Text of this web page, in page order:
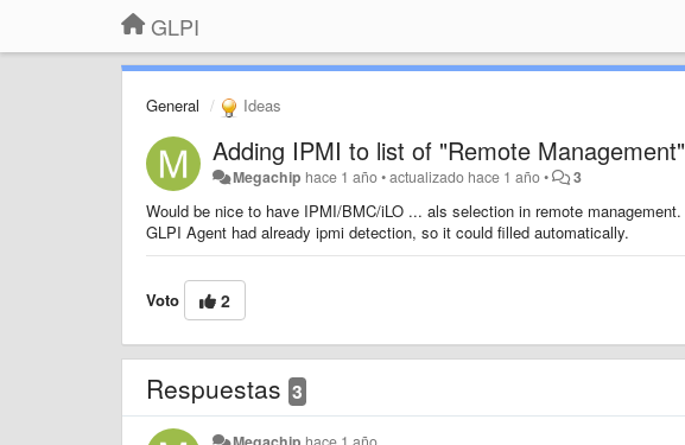
GLPI
General Ideas
Adding IPMI to list of "Remote Management"
Megachip hace 1 año•actualizado hace 1 año• 3
Would be nice to have IPMI/BMC/iLO ... als selection in remote management.
GLPI Agent had already ipmi detection, so it could filled automatically.
Voto 2
Respuestas 3